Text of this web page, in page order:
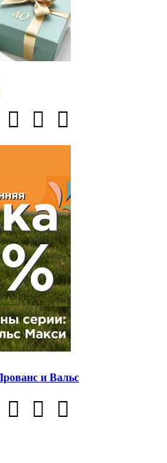
и Вальс